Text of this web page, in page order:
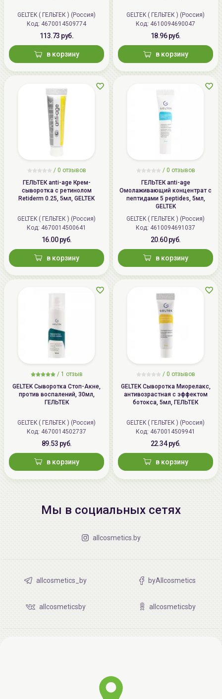
GELTEK ( ГЕЛЬТЕК ) (Россия)
Код: 4670014509774
113.73 руб.
в корзину
GELTEK ( ГЕЛЬТЕК ) (Россия)
Код: 4610094690047
18.96 руб.
в корзину
/ 0 отзывов
ГЕЛЬТЕК anti-age Крем-
сыворотка с ретинолом
Retiderm 0.25, 5мл, GELTEK
GELTEK ( ГЕЛЬТЕК ) (Россия)
Код: 4670014500641
16.00 руб.
в корзину
/ 0 отзывов
ГЕЛЬТЕК anti-age
Омолаживающий концентрат с
пептидами 5 peptides, 5мл,
GELTEK
GELTEK ( ГЕЛЬТЕК ) (Россия)
Код: 4610094691037
20.60 руб.
в корзину
/ 1 отзыв
GELTEK Сыворотка Стоп-Акне,
против воспалений, 30мл,
ГЕЛЬТЕК
GELTEK ( ГЕЛЬТЕК ) (Россия)
Код: 4670014502737
89.53 руб.
в корзину
/ 0 отзывов
GELTEK Сыворотка Миорелакс,
антивозрастная с эффектом
ботокса, 5мл, ГЕЛЬТЕК
GELTEK ( ГЕЛЬТЕК ) (Россия)
Код: 4670014509941
22.34 руб.
в корзину
Мы в социальных сетях
allcosmetics.by
allcosmetics_by byAllcosmetics
allcosmeticsby allcosmeticsby